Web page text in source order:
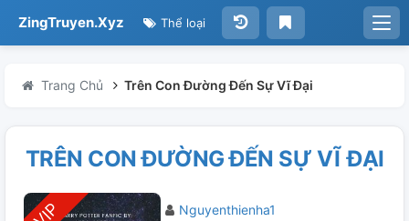
ZingTruyen.Xyz Thể loại
Trang Chủ Trên Con Đường Đến Sự Vĩ Đại
TRÊN CON ĐƯỜNG ĐẾN SỰ VĨ ĐẠI
Nguyenthienha1